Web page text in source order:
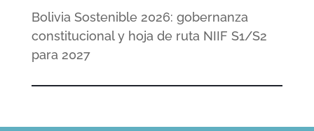
Bolivia Sostenible 2026: gobernanza
constitucional y hoja de ruta NIIF S1/S2
para 2027